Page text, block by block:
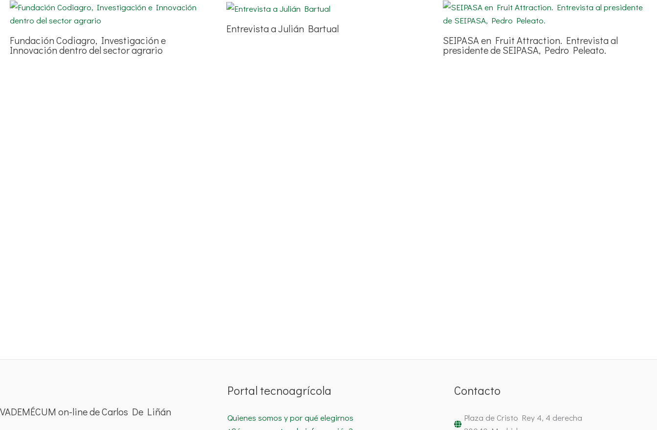
Fundación Codiagro, Investigación e
Innovación dentro del sector agrario
Entrevista a Julián Bartual
SEIPASA en Fruit Attraction. Entrevista al
presidente de SEIPASA, Pedro Peleato.
VADEMÉCUM on-line de Carlos De Liñán
Portal tecnoagrícola
Quienes somos y por qué elegirnos
Contacto
Plaza de Cristo Rey 4, 4 derecha